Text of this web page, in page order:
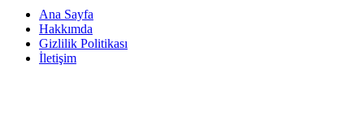
Ana Sayfa
Hakkımda
Gizlilik Politikası
İletişim